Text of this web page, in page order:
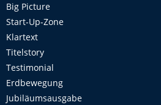
Big Picture
Start-Up-Zone
Klartext
Titelstory
Testimonial
Erdbewegung
Jubiläumsausgabe